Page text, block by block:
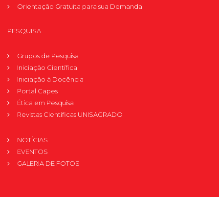
Orientação Gratuita para sua Demanda
PESQUISA
Grupos de Pesquisa
Iniciação Científica
Iniciação à Docência
Portal Capes
Ética em Pesquisa
Revistas Científicas UNISAGRADO
NOTÍCIAS
EVENTOS
GALERIA DE FOTOS